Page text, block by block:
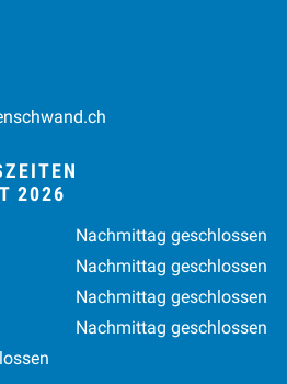
2026
Nachmittag
Nachmittag geschlossen
Nachmittag geschlossen
Nachmittag geschlossen
Nachmittag geschlossen